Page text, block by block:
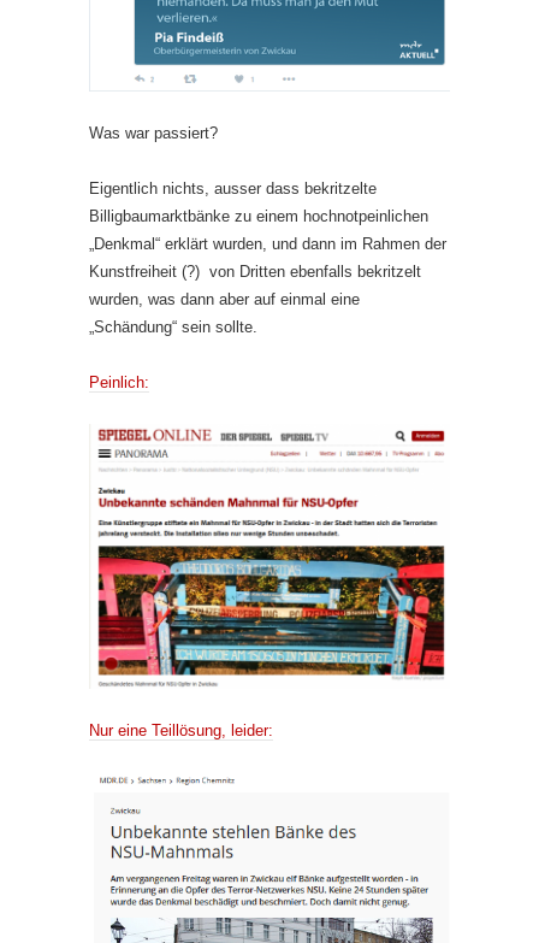
Was war passiert?
Eigentlich nichts, ausser dass bekritzelte
Billigbaumarktbänke zu einem hochnotpeinlichen
„Denkmal“ erklärt wurden, und dann im Rahmen der
Kunstfreiheit (?) von Dritten ebenfalls bekritzelt
wurden, was dann aber auf einmal eine
„Schändung“ sein sollte.
Peinlich:
Nur eine Teillösung, leider: